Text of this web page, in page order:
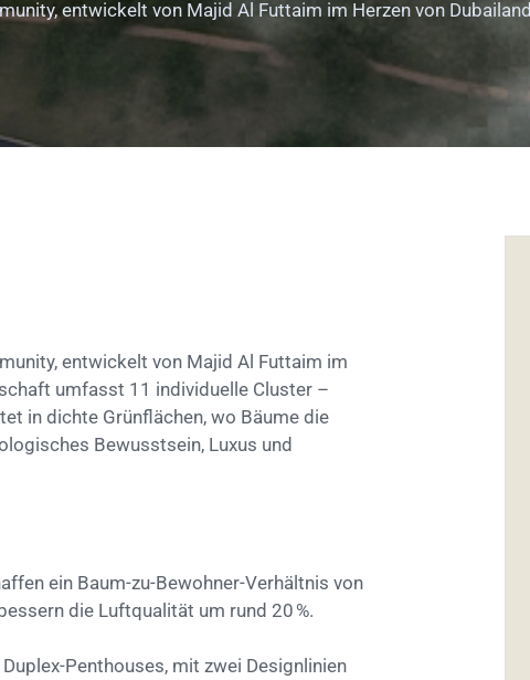
entwickelt von Majid Al Futtaim im Herzen von Dubailand
entwickelt von Majid Al Futtaim im
umfasst 11 individuelle Cluster –
in dichte Grünflächen, wo Bäume die
Bewusstsein, Luxus und
ein Baum-zu-Bewohner-Verhältnis von
die Luftqualität um rund 20 %.
Penthouses, mit zwei Designlinien